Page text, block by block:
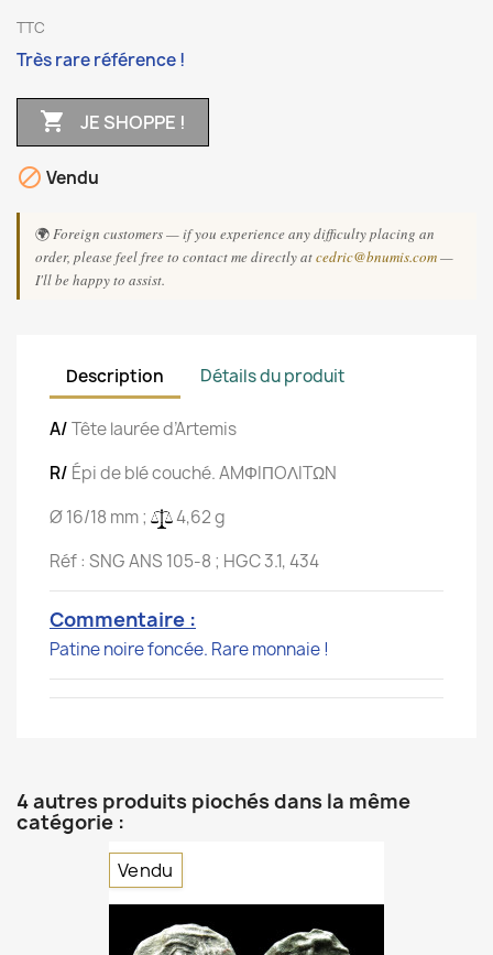
TTC
Très rare référence !
 JE SHOPPE !
 Vendu
🌍Foreign customers — if you experience any difficulty placing an
order, please feel free to contact me directly atcedric@bnumis.com—
I'll be happy to assist.
Description Détails du produit
A/Tête laurée d’Artemis
R/ Épi de blé couché. AMΦIΠOΛITΩN
Ø 16/18 mm ;
4,62 g
Réf : SNG ANS 105-8 ; HGC 3.1, 434
Commentaire :
Patine noire foncée. Rare monnaie !
4 autres produits piochés dans la même
catégorie :
Vendu